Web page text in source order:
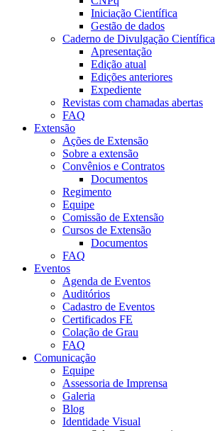
Iniciação Científica
Gestão de dados
Caderno de Divulgação Científica
Apresentação
Edição atual
Edições anteriores
Expediente
Revistas com chamadas abertas
FAQ
Extensão
Ações de Extensão
Sobre a extensão
Convênios e Contratos
Documentos
Regimento
Equipe
Comissão de Extensão
Cursos de Extensão
Documentos
FAQ
Eventos
Agenda de Eventos
Auditórios
Cadastro de Eventos
Certificados FE
Colação de Grau
FAQ
Comunicação
Equipe
Assessoria de Imprensa
Galeria
Blog
Identidade Visual